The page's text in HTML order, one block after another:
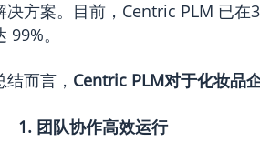
决方案。目前，Centric PLM 已
99%。
结而言， Centric PLM对于化妆品
团队协作高效运行